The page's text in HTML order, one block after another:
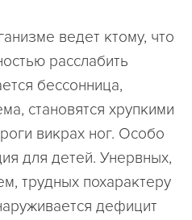
ведет ктому, что
расслабить
бессонница,
становятся хрупкими
викрах ног. Особо
для детей. Унервных,
трудных похарактеру
дефицит